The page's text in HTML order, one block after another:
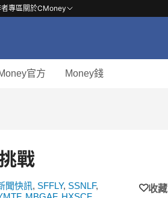
專區關於CMoney
官方 Money錢
戰
聞快訊, SFFLY, SSNLF,
收藏